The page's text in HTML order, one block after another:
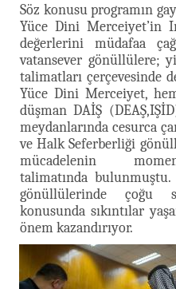
Söz konusu programın
Yüce Dini Merceiyet’in
değerlerini müdafaa
vatansever gönüllülere;
talimatları çerçevesinde
Yüce Dini Merceiyet,
düşman DAİŞ
meydanlarında cesurca
ve Halk Seferberliği
mücadelenin
talimatında
gönüllülerinde çoğu
konusunda sıkıntılar
önem kazandırıyor.